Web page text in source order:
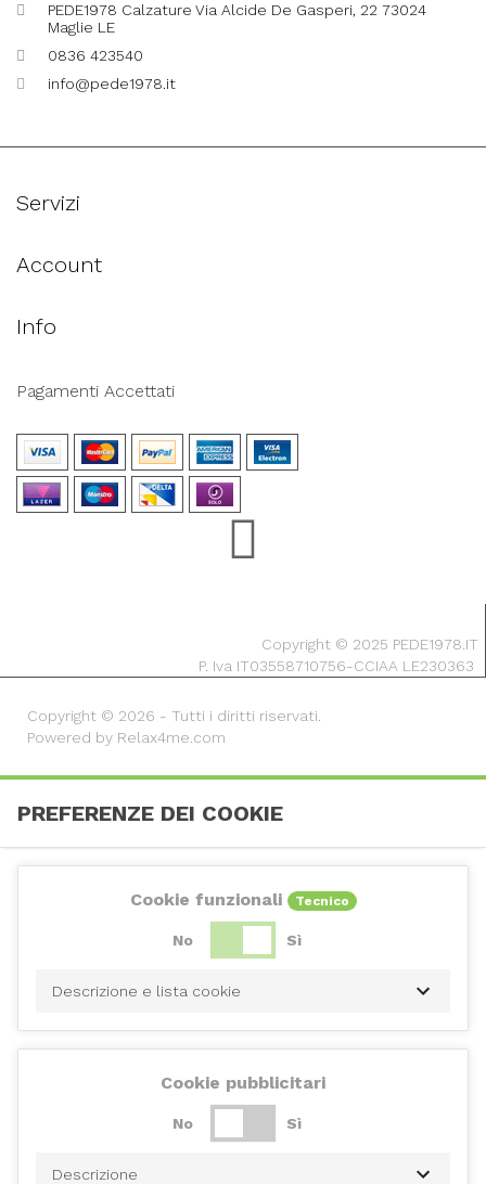
PEDE1978 Calzature Via Alcide De Gasperi, 22 73024
Maglie LE
0836 423540
info@pede1978.it
Servizi
Account
Info
Pagamenti Accettati
Copyright © 2025 PEDE1978.IT
P. Iva IT03558710756-CCIAA LE230363
Copyright © 2026 - Tutti i diritti riservati.
Powered by Relax4me.com
PREFERENZE DEI COOKIE
Cookie funzionali Tecnico
No Sì
Descrizione e lista cookie
Cookie pubblicitari
No Sì
Descrizione